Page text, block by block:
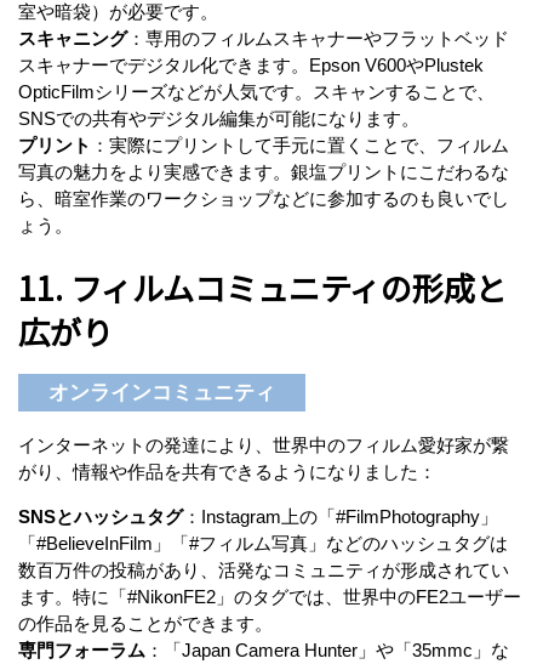
室や暗袋）が必要です。
スキャニング：専用のフィルムスキャナーやフラットベッド
スキャナーでデジタル化できます。Epson V600やPlustek
OpticFilmシリーズなどが人気です。スキャンすることで、
SNSでの共有やデジタル編集が可能になります。
プリント ：実際にプリントして手元に置くことで、フィルム
写真の魅力をより実感できます。銀塩プリントにこだわるな
ら、暗室作業のワークショップなどに参加するのも良いでし
ょう。
11. フィルムコミュニティの形成と
広がり
オンラインコミュニティ
インターネットの発達により、世界中のフィルム愛好家が繋
がり、情報や作品を共有できるようになりました：
SNSとハッシュタグ：Instagram上の「#FilmPhotography」
「#BelieveInFilm」「#フィルム写真」などのハッシュタグは
数百万件の投稿があり、活発なコミュニティが形成されてい
ます。特に「#NikonFE2」のタグでは、世界中のFE2ユーザー
の作品を見ることができます。
専門フォーラム ：「Japan Camera Hunter」や「35mmc」な